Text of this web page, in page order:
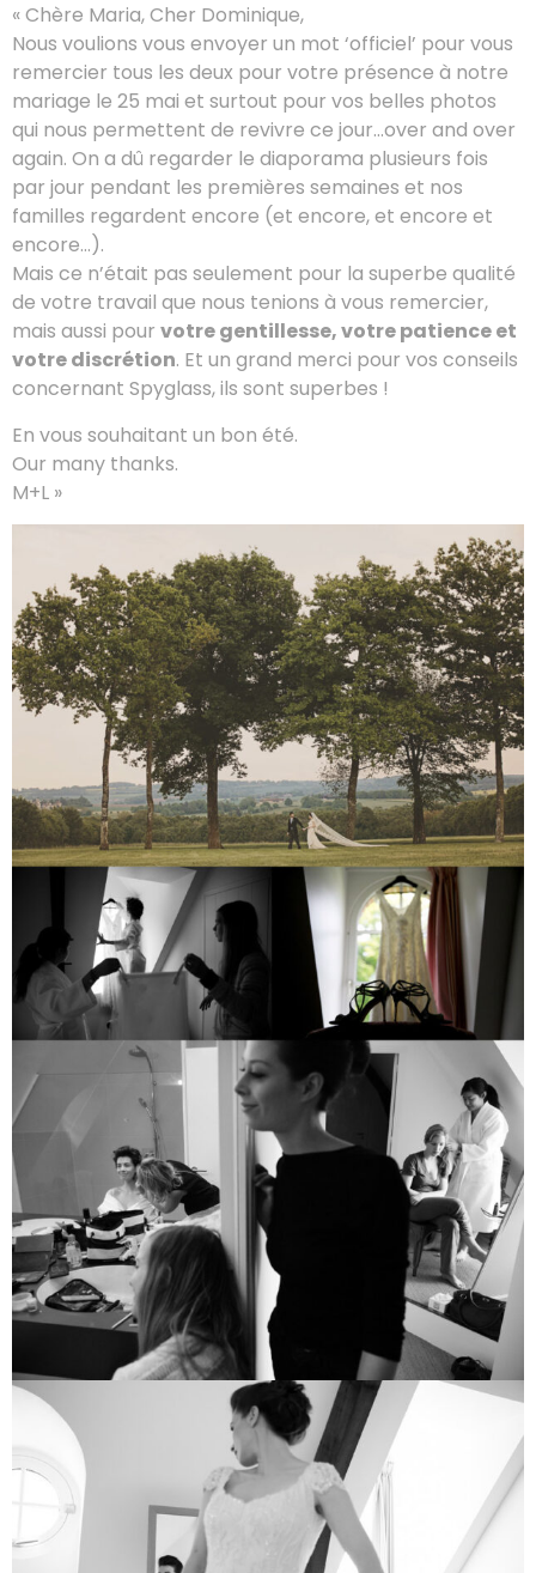
« Chère Maria, Cher Dominique,
Nous voulions vous envoyer un mot ‘officiel’ pour vous
remercier tous les deux pour votre présence à notre
mariage le 25 mai et surtout pour vos belles photos
qui nous permettent de revivre ce jour…over and over
again. On a dû regarder le diaporama plusieurs fois
par jour pendant les premières semaines et nos
familles regardent encore (et encore, et encore et
encore…).
Mais ce n’était pas seulement pour la superbe qualité
de votre travail que nous tenions à vous remercier,
mais aussi pour votre gentillesse, votre patience et
votre discrétion. Et un grand merci pour vos conseils
concernant Spyglass, ils sont superbes !
En vous souhaitant un bon été.
Our many thanks.
M+L »